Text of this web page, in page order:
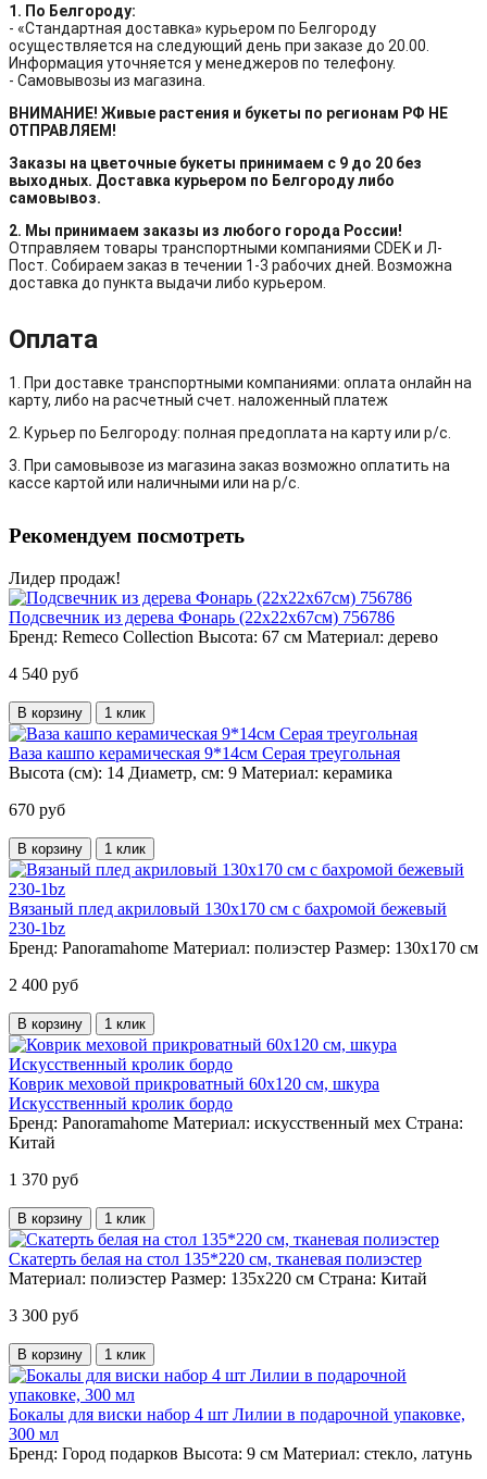
1. По Белгороду:
- «Стандартная доставка» курьером по Белгороду
осуществляется на следующий день при заказе до 20.00.
Информация уточняется у менеджеров по телефону.
- Самовывозы из магазина.
ВНИМАНИЕ! Живые растения и букеты по регионам РФ НЕ
ОТПРАВЛЯЕМ!
Заказы на цветочные букеты принимаем с 9 до 20 без
выходных. Доставка курьером по Белгороду либо
самовывоз.
2. Мы принимаем заказы из любого города России!
Отправляем товары транспортными компаниями CDEK и Л-
Пост. Собираем заказ в течении 1-3 рабочих дней. Возможна
доставка до пункта выдачи либо курьером.
Оплата
1. При доставке транспортными компаниями: оплата онлайн на
карту, либо на расчетный счет. наложенный платеж
2. Курьер по Белгороду: полная предоплата на карту или р/с.
3. При самовывозе из магазина заказ возможно оплатить на
кассе картой или наличными или на р/с.
Рекомендуем посмотреть
Лидер продаж!
Подсвечник из дерева Фонарь (22х22х67см) 756786
Бренд: Remeco Collection Высота: 67 см Материал: дерево
4 540 руб
В корзину 1 клик
Ваза кашпо керамическая 9*14см Серая треугольная
Высота (см): 14 Диаметр, см: 9 Материал: керамика
670 руб
В корзину 1 клик
Вязаный плед акриловый 130х170 см с бахромой бежевый
230-1bz
Бренд: Panoramahome Материал: полиэстер Размер: 130х170 см
2 400 руб
В корзину 1 клик
Коврик меховой прикроватный 60х120 см, шкура
Искусственный кролик бордо
Бренд: Panoramahome Материал: искусственный мех Страна:
Китай
1 370 руб
В корзину 1 клик
Скатерть белая на стол 135*220 см, тканевая полиэстер
Материал: полиэстер Размер: 135х220 см Страна: Китай
3 300 руб
В корзину 1 клик
Бокалы для виски набор 4 шт Лилии в подарочной упаковке,
300 мл
Бренд: Город подарков Высота: 9 см Материал: стекло, латунь